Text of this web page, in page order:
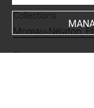
Collections
Moreau-Nélaton,
Places